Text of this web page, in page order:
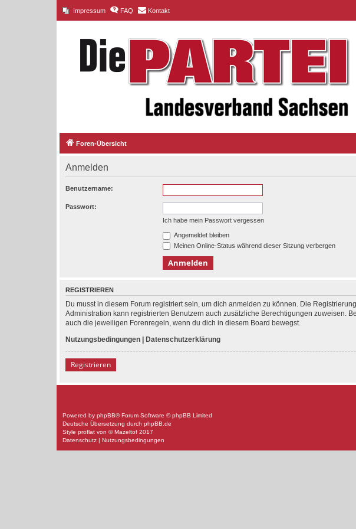
Impressum FAQ Kontakt
Foren-Übersicht
Anmelden
Benutzername:
Passwort:
Ich habe mein Passwort vergessen
Angemeldet bleiben
Meinen Online-Status während dieser Sitzung verbergen
REGISTRIEREN
Du musst in diesem Forum registriert sein, um dich anmelden zu können. Die
Administration kann registrierten Benutzern auch zusätzliche Berechtigungen zuweisen.
auch die jeweiligen Forenregeln, wenn du dich in diesem Board bewegst.
Nutzungsbedingungen | Datenschutzerklärung
Registrieren
Powered by phpBB® Forum Software © phpBB Limited
Deutsche Übersetzung durch phpBB.de
Style proflat von ©Mazeltof 2017
Datenschutz | Nutzungsbedingungen